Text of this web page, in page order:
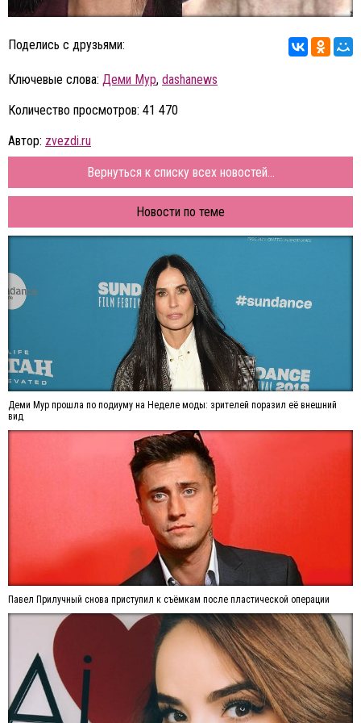
Поделись с друзьями:
Ключевые слова: Деми Мур, dashanews
Количество просмотров: 41 470
Автор: zvezdi.ru
Вернуться к списку всех новостей...
Новости по теме
Деми Мур прошла по подиуму на Неделе моды: зрителей поразил её внешний
вид
Павел Прилучный снова приступил к съёмкам после пластической операции